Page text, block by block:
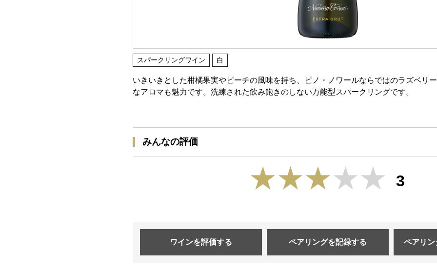
スパークリングワイン 白
いきいきとした柑橘果実やピーチの風味を持ち、ピノ・ノワールならではのラズベリ
なアロマも魅力です。洗練された飲み飽きのしない万能型スパークリングです。
みんなの評価
3
ワインを評価する ペアリングを記録する ペアリン